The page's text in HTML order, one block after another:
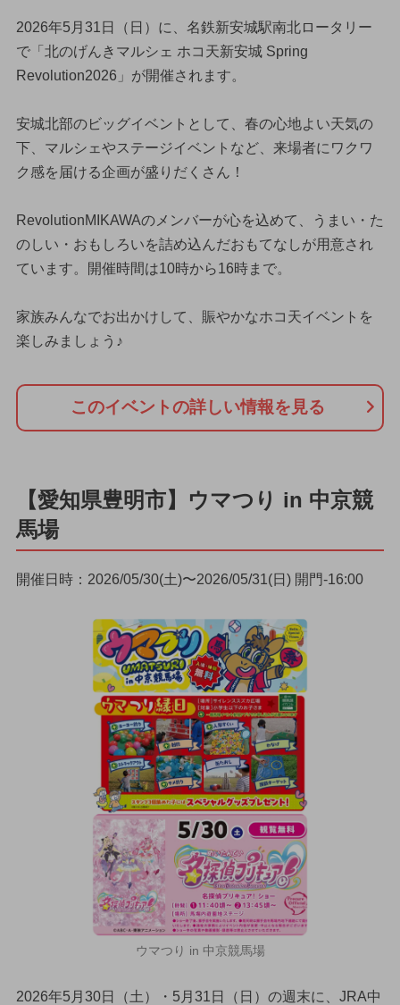
2026年5月31日（日）に、名鉄新安城駅南北ロータリー
で「北のげんきマルシェ ホコ天新安城 Spring
Revolution2026」が開催されます。
安城北部のビッグイベントとして、春の心地よい天気の
下、マルシェやステージイベントなど、来場者にワクワ
ク感を届ける企画が盛りだくさん！
RevolutionMIKAWAのメンバーが心を込めて、うまい・た
のしい・おもしろいを詰め込んだおもてなしが用意され
ています。開催時間は10時から16時まで。
家族みんなでお出かけして、賑やかなホコ天イベントを
楽しみましょう♪
このイベントの詳しい情報を見る
【愛知県豊明市】ウマつり in 中京競
馬場
開催日時：2026/05/30(土)〜2026/05/31(日) 開門-16:00
ウマつり in 中京競馬場
2026年5月30日（土）・5月31日（日）の週末に、JRA中